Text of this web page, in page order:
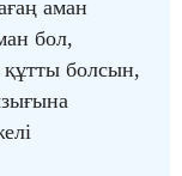
аман
бол,
болсын,